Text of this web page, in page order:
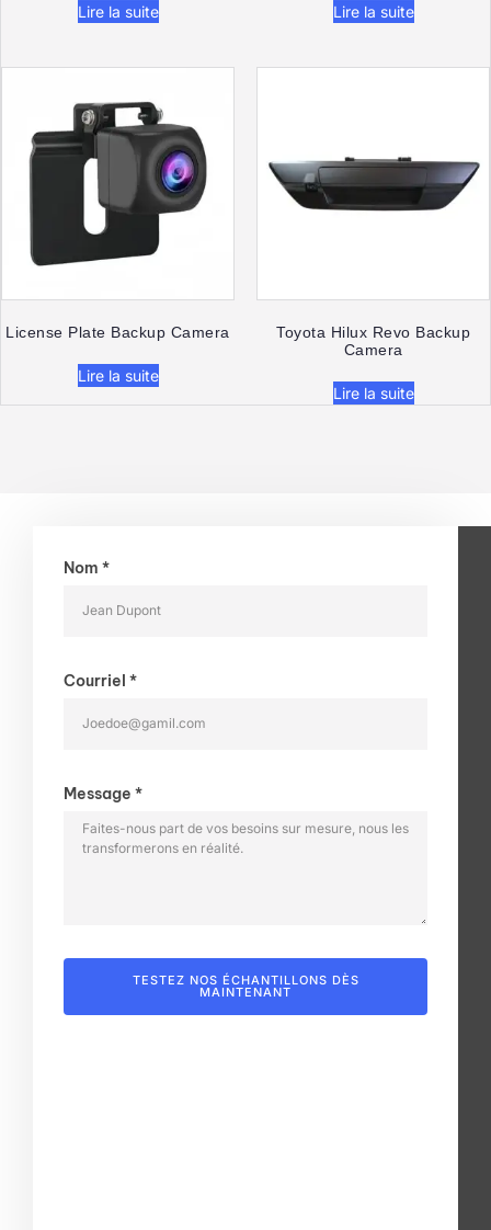
Lire la suite Lire la suite
License Plate Backup Camera​
Lire la suite
Toyota Hilux Revo Backup
Camera
Lire la suite
Nom *
Courriel *
Message *
TESTEZ NOS ÉCHANTILLONS DÈS
MAINTENANT